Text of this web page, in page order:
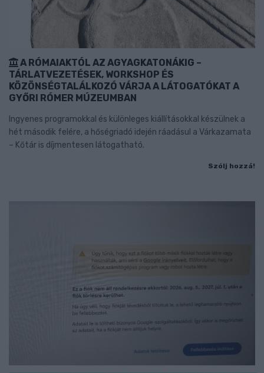
A RÓMAIAKTÓL AZ AGYAGKATONÁKIG –
TÁRLATVEZETÉSEK, WORKSHOP ÉS
KÖZÖNSÉGTALÁLKOZÓ VÁRJA A LÁTOGATÓKAT A
GYŐRI RÓMER MÚZEUMBAN
Ingyenes programokkal és különleges kiállításokkal készülnek a
hét második felére, a hőségriadó idején ráadásul a Várkazamata
– Kőtár is díjmentesen látogatható.
Szólj hozzá!